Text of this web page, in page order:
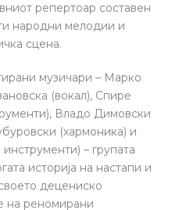
репертоар составен
народни мелодии и
сцена.
музичари – Марко
(вокал), Спире
Владо Димовски
(хармоника) и
– групата
историја на настапи и
децениско
на реномирани